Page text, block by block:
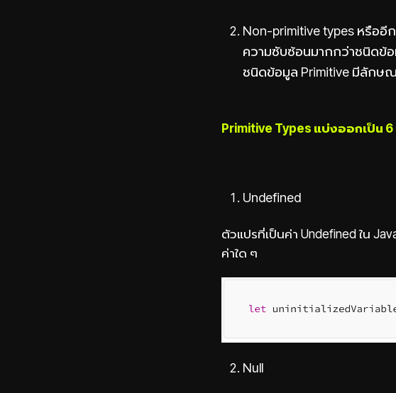
Non-primitive types หรืออี
ความซับซ้อนมากกว่าชนิดข้อ
ชนิดข้อมูล Primitive มีลักษณ
Primitive Types แบ่งออกเป็น 6
Undefined
ตัวแปรที่เป็นค่า Undefined ใน
ค่าใด ๆ
Null